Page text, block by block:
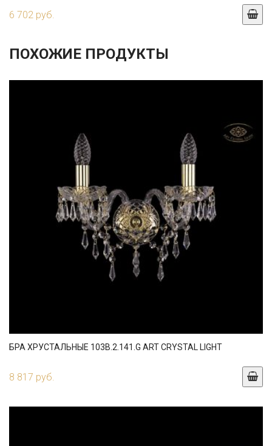
6 702 руб.
ПОХОЖИЕ ПРОДУКТЫ
БРА ХРУСТАЛЬНЫЕ 103B.2.141.G ART CRYSTAL LIGHT
8 817 руб.